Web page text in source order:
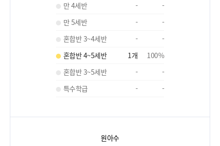
만 4세반
-
-
만 5세반
-
-
혼합반 3~4세반
-
-
혼합반 4~5세반
1개 100%
혼합반 3~5세반
-
-
특수학급
- -
원아수